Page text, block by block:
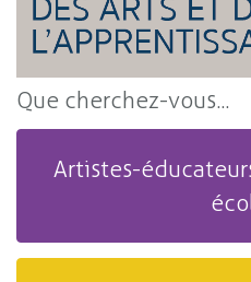
Que cherchez-vous...
Artistes-